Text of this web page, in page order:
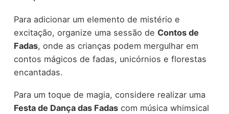
Para adicionar um elemento de mistério e
excitação, organize uma sessão de Contos de
Fadas, onde as crianças podem mergulhar em
contos mágicos de fadas, unicórnios e florestas
encantadas.
Para um toque de magia, considere realizar uma
Festa de Dança das Fadascom música whimsical